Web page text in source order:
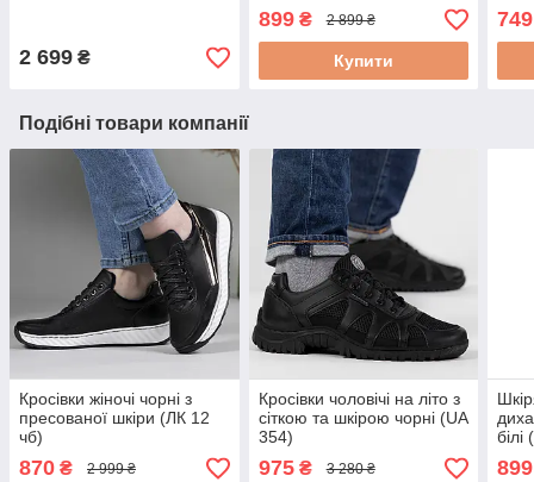
2 699 ₴
899₴ 2 899 ₴
Купити
749
Подібні товари компанії
Кросівки жіночі чорні з
пресованої шкіри (ЛК 12
чб)
870 ₴ 2 999 ₴
Кросівки чоловічі на літо з
сіткою та шкірою чорні (UA
354)
975₴ 3 280 ₴ 899